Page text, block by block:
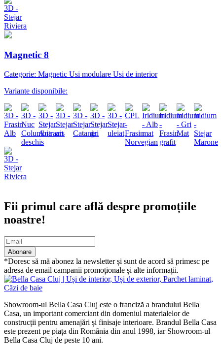
Magnetic 8
Categorie: Magnetic Usi modulare Usi de interior
Variante disponibile:
Fii primul care află despre promoțiile
noastre!
Abonare
*Doresc să mă abonez la newsletter și sunt de acord să primesc pe
adresa de email campanii promoționale și alte informații.
Showroom-ul Bella Casa Cluj este o franciză a brandului Bella
Casa, un important comerciant din domeniul materialelor de
construcții pentru amenajări și finisaje interioare. Brandul Bella Casa
este prezent pe piața din România din anul 1998, iar Showroom-ul
Bella Casa Cluj de peste 10 ani.